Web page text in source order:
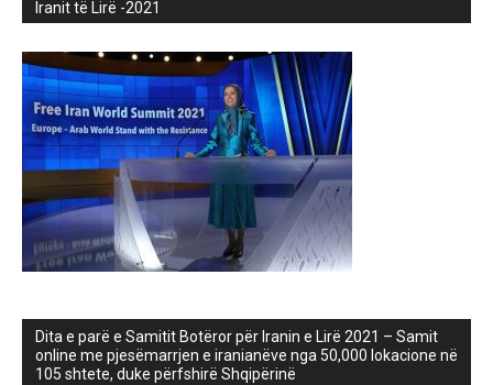
Iranit të Lirë -2021
Dita e parë e Samitit Botëror për Iranin e Lirë 2021 – Samit
online me pjesëmarrjen e iranianëve nga 50,000 lokacione në
105 shtete, duke përfshirë Shqipërinë